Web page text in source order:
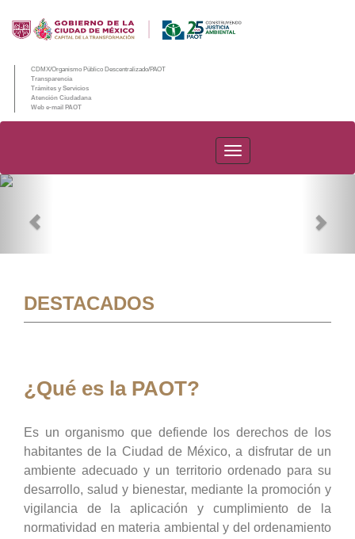
CDMX/Organismo Público Descentralizado/PAOT
Transparencia
Trámites y Servicios
Atención Ciudadana
Web e-mail PAOT
PAOT
DESTACADOS
¿Qué es la PAOT?
Es un organismo que defiende los derechos de los
habitantes de la Ciudad de México, a disfrutar de un
ambiente adecuado y un territorio ordenado para su
desarrollo, salud y bienestar, mediante la promoción y
vigilancia de la aplicación y cumplimiento de la
normatividad en materia ambiental y del ordenamiento